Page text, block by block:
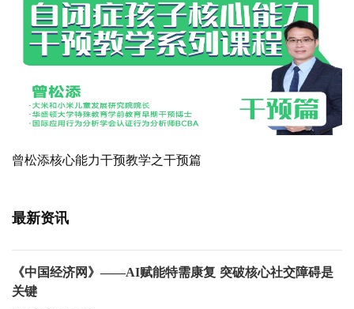
曾松添核心能力干预教学之干预篇
最新资讯
《中国经济网》——AI赋能特需康复 突破核心社交障碍是
关键